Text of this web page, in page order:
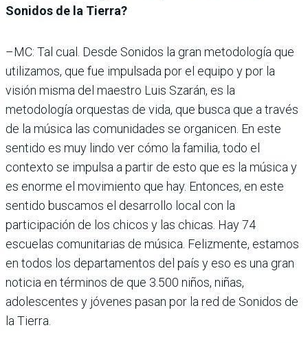
Sonidos de la Tierra?
–MC: Tal cual. Desde Sonidos la gran metodología que
utilizamos, que fue impulsada por el equipo y por la
visión misma del maestro Luis Szarán, es la
metodología orquestas de vida, que busca que a través
de la música las comunidades se organicen. En este
sentido es muy lindo ver cómo la familia, todo el
contexto se impulsa a partir de esto que es la música y
es enorme el movimiento que hay. Entonces, en este
sentido buscamos el desarrollo local con la
participación de los chicos y las chicas. Hay 74
escuelas comunitarias de música. Felizmente, estamos
en todos los departamentos del país y eso es una gran
noticia en términos de que 3.500 niños, niñas,
adolescentes y jóvenes pasan por la red de Sonidos de
la Tierra.